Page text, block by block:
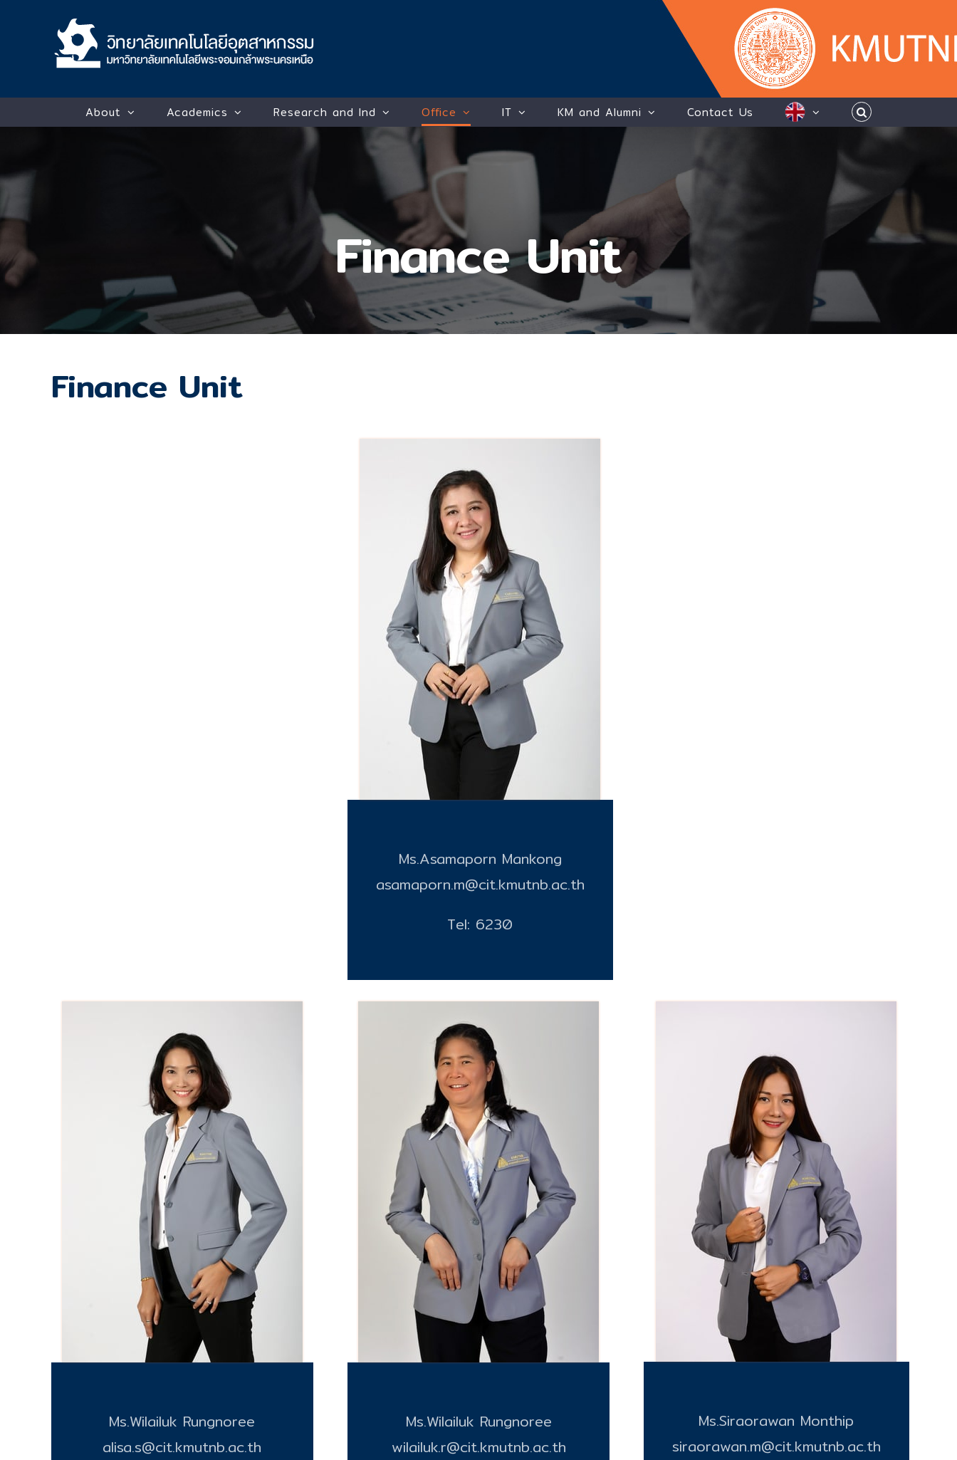
About Academics Research and Ind Office IT KM and Alumni Contact Us
Finance Unit
Finance Unit
Ms.Asamaporn Mankong
asamaporn.m@cit.kmutnb.ac.th
Tel: 6230
Ms.Wilailuk Rungnoree
alisa.s@cit.kmutnb.ac.th
Ms.Wilailuk Rungnoree
wilailuk.r@cit.kmutnb.ac.th
Ms.Siraorawan Monthip
siraorawan.m@cit.kmutnb.ac.th